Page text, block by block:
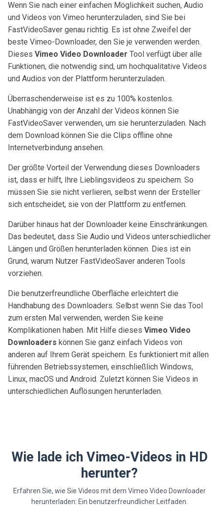
Wenn Sie nach einer einfachen Möglichkeit suchen, Audio
und Videos von Vimeo herunterzuladen, sind Sie bei
FastVideoSaver genau richtig. Es ist ohne Zweifel der
beste Vimeo-Downloader, den Sie je verwenden werden.
Dieses Vimeo Video Downloader Tool verfügt über alle
Funktionen, die notwendig sind, um hochqualitative Videos
und Audios von der Plattform herunterzuladen.
Überraschenderweise ist es zu 100% kostenlos.
Unabhängig von der Anzahl der Videos können Sie
FastVideoSaver verwenden, um sie herunterzuladen. Nach
dem Download können Sie die Clips offline ohne
Internetverbindung ansehen.
Der größte Vorteil der Verwendung dieses Downloaders
ist, dass er hilft, Ihre Lieblingsvideos zu speichern. So
müssen Sie sie nicht verlieren, selbst wenn der Ersteller
sich entscheidet, sie von der Plattform zu entfernen.
Darüber hinaus hat der Downloader keine Einschränkungen.
Das bedeutet, dass Sie Audio und Videos unterschiedlicher
Längen und Größen herunterladen können. Dies ist ein
Grund, warum Nutzer FastVideoSaver anderen Tools
vorziehen.
Die benutzerfreundliche Oberfläche erleichtert die
Handhabung des Downloaders. Selbst wenn Sie das Tool
zum ersten Mal verwenden, werden Sie keine
Komplikationen haben. Mit Hilfe dieses Vimeo Video
Downloaders können Sie ganz einfach Videos von
anderen auf Ihrem Gerät speichern. Es funktioniert mit allen
führenden Betriebssystemen, einschließlich Windows,
Linux, macOS und Android. Zuletzt können Sie Videos in
unterschiedlichen Auflösungen herunterladen.
Wie lade ich Vimeo-Videos in HD
herunter?
Erfahren Sie, wie Sie Videos mit dem Vimeo Video Downloader
herunterladen: Ein benutzerfreundlicher Leitfaden.